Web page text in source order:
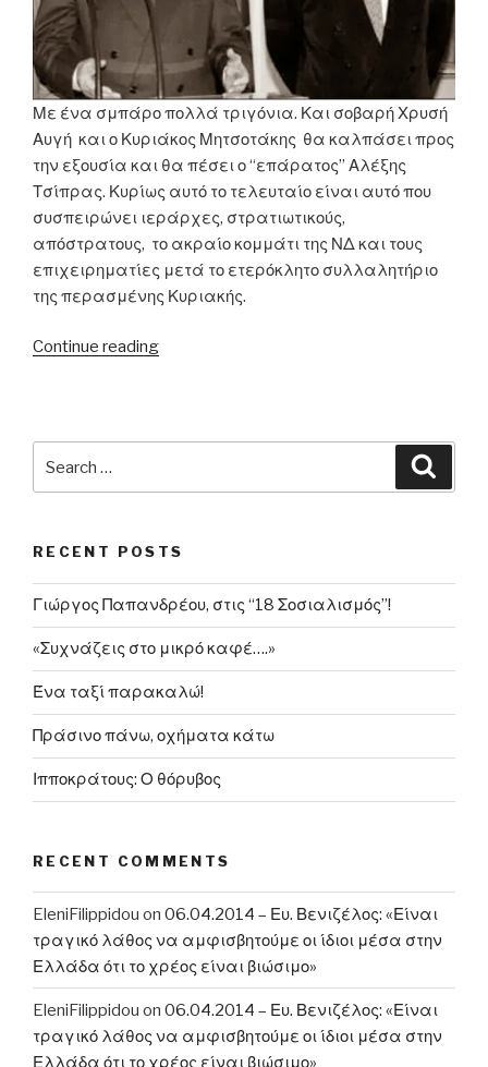
περισσότερα
από
τα
χρέη
τους
τράπεζες»”
Με ένα σμπάρο πολλά τριγόνια. Και σοβαρή Χρυσή
Αυγή και ο Κυριάκος Μητσοτάκης θα καλπάσει προς
την εξουσία και θα πέσει ο “επάρατος” Αλέξης
Τσίπρας. Κυρίως αυτό το τελευταίο είναι αυτό που
συσπειρώνει ιεράρχες, στρατιωτικούς,
απόστρατους, το ακραίο κομμάτι της ΝΔ και τους
επιχειρηματίες μετά το ετερόκλητο συλλαλητήριο
της περασμένης Κυριακής.
Continue reading“Το
RECENT POSTS
Γιώργος Παπανδρέου, στις “18 Σοσιαλισμός”!
«Συχνάζεις στο μικρό καφέ….»
Ένα ταξί παρακαλώ!
Πράσινο πάνω, οχήματα κάτω
Ιπποκράτους: Ο θόρυβος
RECENT COMMENTS
EleniFilippidou on 06.04.2014 – Ευ. Βενιζέλος: «Είναι
τραγικό λάθος να αμφισβητούμε οι ίδιοι μέσα στην
Ελλάδα ότι το χρέος είναι βιώσιμο»
EleniFilippidou on 06.04.2014 – Ευ. Βενιζέλος: «Είναι
τραγικό λάθος να αμφισβητούμε οι ίδιοι μέσα στην
Ελλάδα ότι το χρέος είναι βιώσιμο»